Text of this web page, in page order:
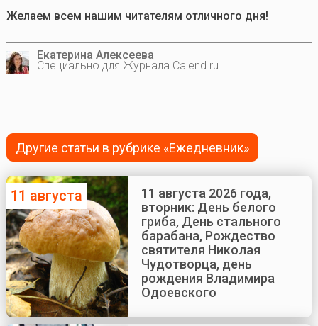
Желаем всем нашим читателям отличного дня!
Екатерина Алексеева
Специально для Журнала Calend.ru
Другие статьи в рубрике «Ежедневник»
11 августа
11 августа 2026 года,
вторник: День белого
гриба, День стального
барабана, Рождество
святителя Николая
Чудотворца, день
рождения Владимира
Одоевского